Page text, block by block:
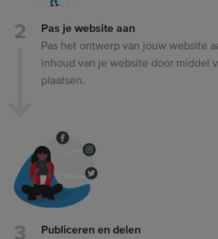
Pas je website aan
Pas het ontwerp van jouw website
inhoud van je website door middel
plaatsen.
Publiceren en delen